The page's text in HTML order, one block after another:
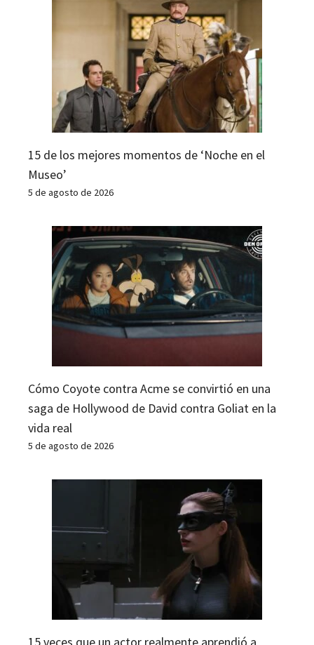
15 de los mejores momentos de ‘Noche en el
Museo’
5 de agosto de 2026
Cómo Coyote contra Acme se convirtió en una
saga de Hollywood de David contra Goliat en la
vida real
5 de agosto de 2026
15 veces que un actor realmente aprendió a